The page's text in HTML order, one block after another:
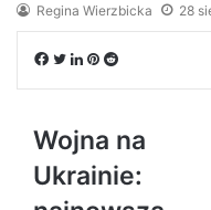
Regina Wierzbicka 28
Facebook
Twitter
LinkedIn
Pinterest
Reddit
Wojna na
Ukrainie: